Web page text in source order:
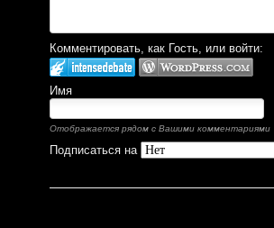
Комментировать, как Гость, или войти:
Имя
Отображается рядом с Вашими комментариями
Подписаться на